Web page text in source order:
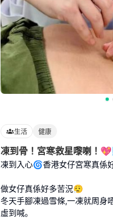
生活 健康
凍到骨！宮寒救星嚟喇！
凍到入心🌀香港女仔宮寒真係
做女仔真係好多苦況😮‍💨
冬天手腳凍過雪條,一凍就周身
虛到喊｡